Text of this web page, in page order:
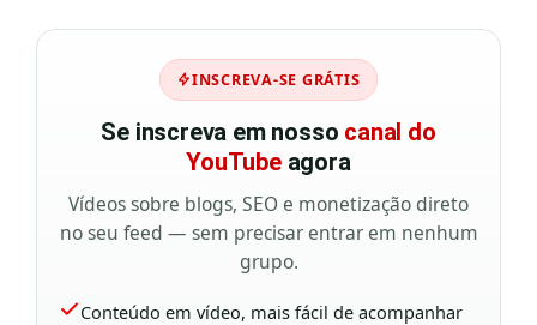
INSCREVA-SE GRÁTIS
Se inscreva em nosso canal do
YouTubeagora
Vídeos sobre blogs, SEO e monetização direto
no seu feed — sem precisar entrar em nenhum
grupo.
Conteúdo em vídeo, mais fácil de acompanhar